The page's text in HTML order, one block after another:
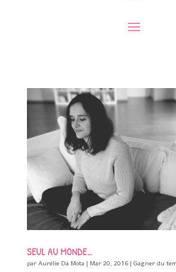
SEUL AU MONDE…
parAurélie Da Mota| Mar 20, 2016|Gagner du